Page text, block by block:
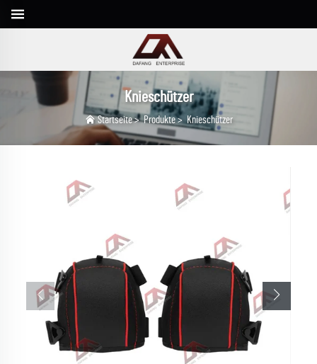
Knieschützer
Startseite>Produkte>Knieschützer